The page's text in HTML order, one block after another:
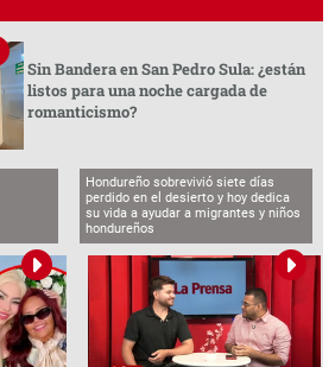
Sin Bandera en San Pedro Sula: ¿están
listos para una noche cargada de
romanticismo?
Hondureño sobrevivió siete días
perdido en el desierto y hoy dedica
su vida a ayudar a migrantes y niños
hondureños